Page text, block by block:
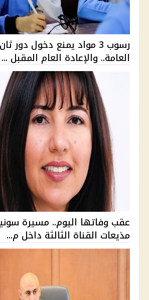
رسوب 3 مواد يمنع دخول دور
العامة.. والإعادة العام المقبل ...
عقب وفاتها اليوم.. مسيرة
مذيعات القناة الثالثة داخل م...